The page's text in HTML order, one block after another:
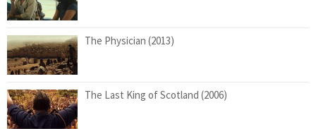
The Physician (2013)
The Last King of Scotland (2006)